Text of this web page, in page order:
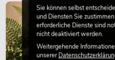
DEKORATION
Sie können selbst
und Diensten Sie
erforderliche Dienste sind
nicht deaktiviert werden.
Weitergehende
unserer